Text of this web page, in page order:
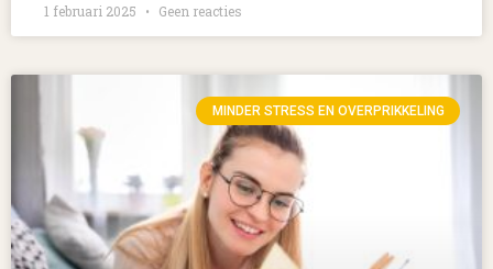
1 februari 2025 Geen reacties
MINDER STRESS EN OVERPRIKKELING